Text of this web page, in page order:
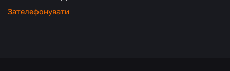
Зателефонувати